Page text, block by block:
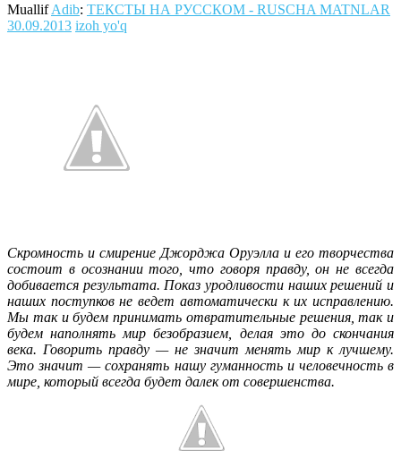
MuallifAdib: ТЕКСТЫ НА РУССКОМ - RUSCHA MATNLAR
30.09.2013 izoh yo'q
Скромность и смирение Джорджа Оруэлла и его творчества
состоит в осознании того, что говоря правду, он не всегда
добивается результата. Показ уродливости наших решений и
наших поступков не ведет автоматически к их исправлению.
Мы так и будем принимать отвратительные решения, так и
будем наполнять мир безобразием, делая это до скончания
века. Говорить правду — не значит менять мир к лучшему.
Это значит — сохранять нашу гуманность и человечность в
мире, который всегда будет далек от совершенства.